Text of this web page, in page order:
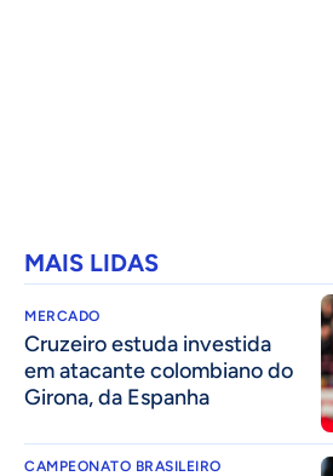
MAIS LIDAS
MERCADO
Cruzeiro estuda investida
em atacante colombiano do
Girona, da Espanha
CAMPEONATO BRASILEIRO